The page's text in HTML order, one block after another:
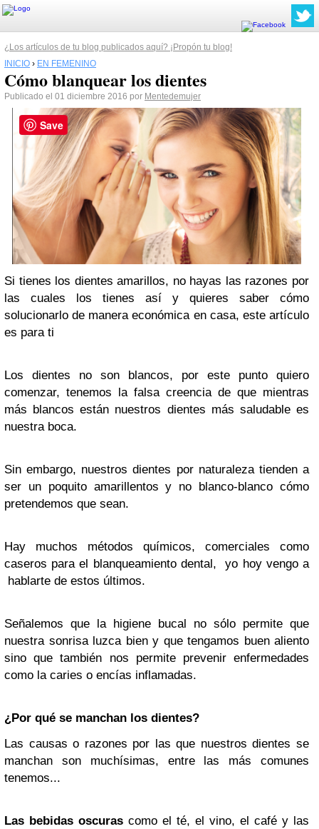
¿Los artículos de tu blog publicados aquí? ¡Propón tu blog!
INICIO › EN FEMENINO
Cómo blanquear los dientes
Publicado el 01 diciembre 2016 por Mentedemujer
Si tienes los dientes amarillos, no hayas las razones por
las cuales los tienes así y quieres saber cómo
solucionarlo de manera económica en casa, este artículo
es para ti
Los dientes no son blancos, por este punto quiero
comenzar, tenemos la falsa creencia de que mientras
más blancos están nuestros dientes más saludable es
nuestra boca.
Sin embargo, nuestros dientes por naturaleza tienden a
ser un poquito amarillentos y no blanco-blanco cómo
pretendemos que sean.
Hay muchos métodos químicos, comerciales como
caseros para el blanqueamiento dental, yo hoy vengo a
hablarte de estos últimos.
Señalemos que la higiene bucal no sólo permite que
nuestra sonrisa luzca bien y que tengamos buen aliento
sino que también nos permite prevenir enfermedades
como la caries o encías inflamadas.
¿Por qué se manchan los dientes?
Las causas o razones por las que nuestros dientes se
manchan son muchísimas, entre las más comunes
tenemos...
Las bebidas oscuras como el té, el vino, el café y las
Save